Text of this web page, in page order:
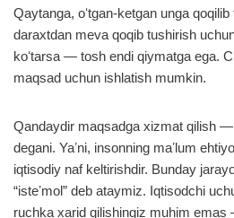
Qaytanga, oʻtgan-ketgan unga
daraxtdan meva qoqib tushirish
koʻtarsa — tosh endi qiymatga ega.
maqsad uchun ishlatish mumkin.
Qandaydir maqsadga xizmat qilish
degani. Yaʼni, insonning maʼlum
iqtisodiy naf keltirishdir. Bunday
“isteʼmol” deb ataymiz. Iqtisodchi
ruchka xarid qilishingiz muhim